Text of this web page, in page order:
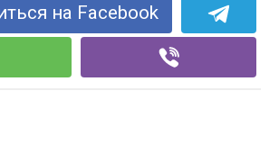
на Facebook